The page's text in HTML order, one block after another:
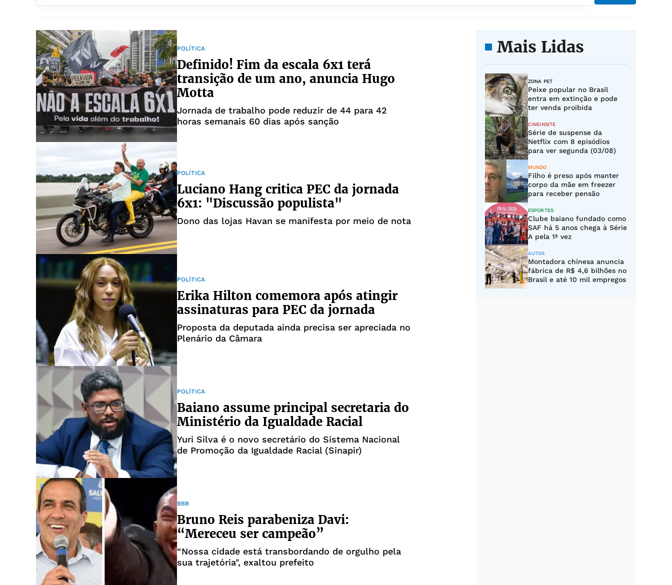
POLÍTICA
Definido! Fim da escala 6x1 terá
transição de um ano, anuncia Hugo
Motta
Jornada de trabalho pode reduzir de 44 para 42
horas semanais 60 dias após sanção
POLÍTICA
Luciano Hang critica PEC da jornada
6x1: "Discussão populista"
Dono das lojas Havan se manifesta por meio de nota
POLÍTICA
Erika Hilton comemora após atingir
assinaturas para PEC da jornada
Proposta da deputada ainda precisa ser apreciada no
Plenário da Câmara
POLÍTICA
Baiano assume principal secretaria do
Ministério da Igualdade Racial
Yuri Silva é o novo secretário do Sistema Nacional
de Promoção da Igualdade Racial (Sinapir)
BBB
Bruno Reis parabeniza Davi:
“Mereceu ser campeão”
“Nossa cidade está transbordando de orgulho pela
sua trajetória", exaltou prefeito
Mais Lidas
ZONA PET
Peixe popular no Brasil
entra em extinção e pode
ter venda proibida
CINEINSITE
Série de suspense da
Netflix com 8 episódios
para ver segunda (03/08)
MUNDO
Filho é preso após manter
corpo da mãe em freezer
para receber pensão
ESPORTES
Clube baiano fundado como
SAF há 5 anos chega à Série
A pela 1ª vez
AUTOS
Montadora chinesa anuncia
fábrica de R$ 4,6 bilhões no
Brasil e até 10 mil empregos